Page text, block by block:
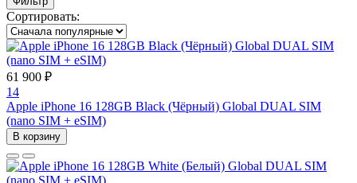
Сортировать:
61 900 ₽
14
Apple iPhone 16 128GB Black (Чёрный) Global DUAL SIM
(nano SIM + eSIM)
В корзину